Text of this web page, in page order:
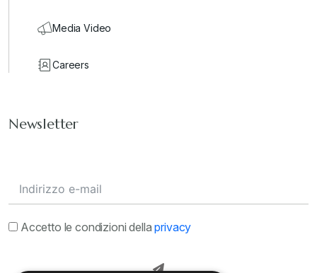
Media Video
Careers
Newsletter
Accetto le condizioni dellaprivacy